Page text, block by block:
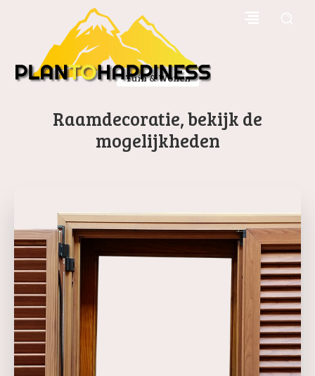
Tuin & Wonen
Raamdecoratie, bekijk de
mogelijkheden